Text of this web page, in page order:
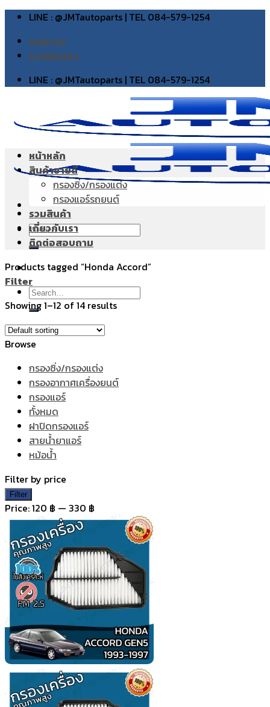
Skip
content
LINE : @JMTautoparts | TEL 084-579-1254
บทความ
ภาพส่งของ
LINE : @JMTautoparts | TEL 084-579-1254
Search
for:
Search
for:
หน้าหลัก
สินค้าขายดี
กรองซิ่ง/กรองแต่ง
กรองแอร์รถยนต์
รวมสินค้า
เกี่ยวกับเรา
ติดต่อสอบถาม
Products tagged “Honda Accord”
Filter
Showing 1–12 of 14 results
Browse
กรองซิ่ง/กรองแต่ง
กรองอากาศเครื่องยนต์
กรองแอร์
ทั้งหมด
ฝาปิดกรองแอร์
สายน้ำยาแอร์
หม้อน้ำ
Filter by price
Min
price
Max
price
Filter
Price:120 ฿ — 330 ฿